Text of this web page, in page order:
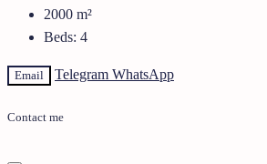
2000 m²
Beds: 4
Email Telegram WhatsApp
Contact me